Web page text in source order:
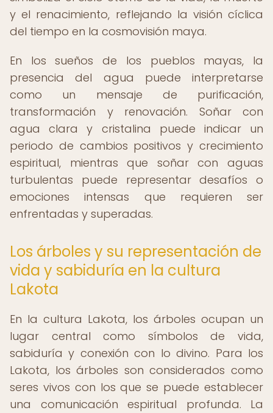
y el renacimiento, reflejando la visión cíclica
del tiempo en la cosmovisión maya.
En los sueños de los pueblos mayas, la
presencia del agua puede interpretarse
como un mensaje de purificación,
transformación y renovación. Soñar con
agua clara y cristalina puede indicar un
periodo de cambios positivos y crecimiento
espiritual, mientras que soñar con aguas
turbulentas puede representar desafíos o
emociones intensas que requieren ser
enfrentadas y superadas.
Los árboles y su representación de
vida y sabiduría en la cultura
Lakota
En la cultura Lakota, los árboles ocupan un
lugar central como símbolos de vida,
sabiduría y conexión con lo divino. Para los
Lakota, los árboles son considerados como
seres vivos con los que se puede establecer
una comunicación espiritual profunda. La